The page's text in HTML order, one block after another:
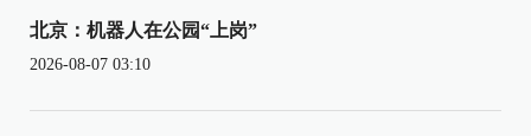
北京：机器人在公园“上岗”
2026-08-07 03:10